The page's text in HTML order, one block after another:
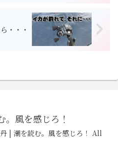
・・・
。風を感じろ！
| 潮を読む。風を感じろ！ All